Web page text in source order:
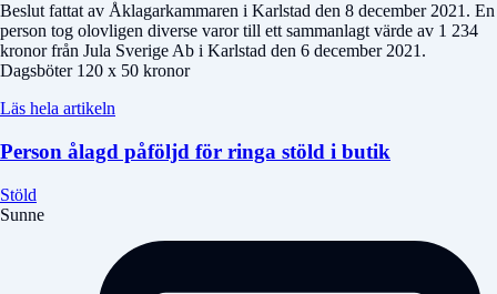
Beslut fattat av Åklagarkammaren i Karlstad den 8 december 2021. En
person tog olovligen diverse varor till ett sammanlagt värde av 1 234
kronor från Jula Sverige Ab i Karlstad den 6 december 2021.
Dagsböter 120 x 50 kronor
Läs hela artikeln
Person ålagd påföljd för ringa stöld i butik
Stöld
Sunne